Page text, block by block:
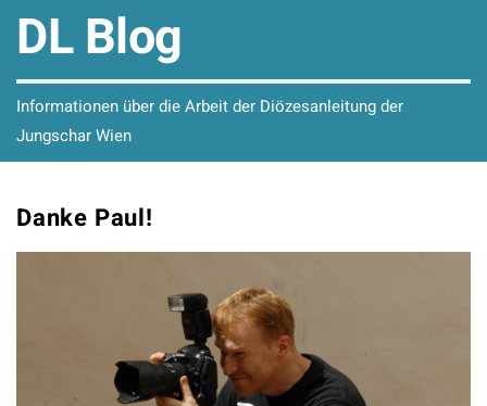
DL Blog
Informationen über die Arbeit der Diözesanleitung der
Jungschar Wien
Danke Paul!